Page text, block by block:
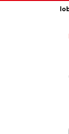
The Global